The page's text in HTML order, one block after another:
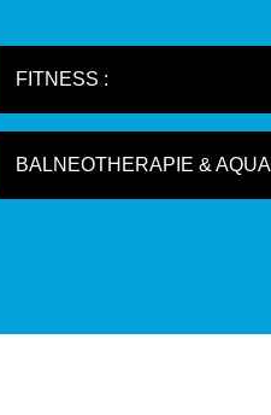
FITNESS :
BALNEOTHERAPIE & AQUA